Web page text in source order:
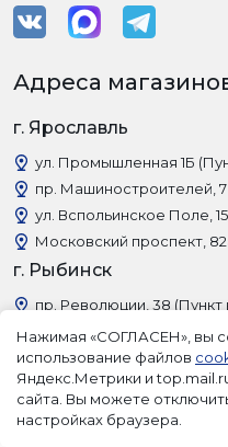
Адреса
г. Ярославль
ул. Промышленная 1Б
пр. Машиностроителей, 7
ул. Вспольинское Поле, 15
Московский проспект,
г. Рыбинск
пр. Революции, 38 (Пункт
Нажимая «СОГЛАСЕН», вы
использование файлов
Яндекс.Метрики и
сайта. Вы можете
настройках браузера.